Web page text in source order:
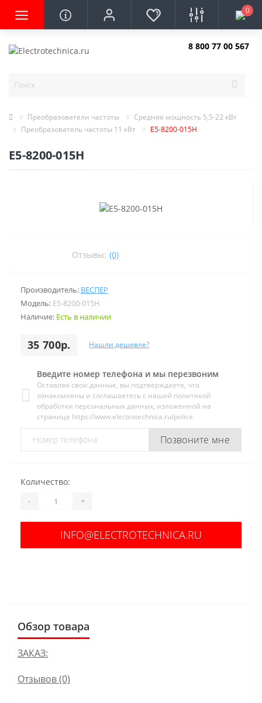
0
8 800 77 00 567
Преобразователи частоты
Средняя мощность 5,5-22 кВт
Преобразователь частоты 11 кВт
E5-8200-015H
E5-8200-015H
Отзывы: (0)
Производитель: ВЕСПЕР
Модель: E5-8200-015H
Наличие: Есть в наличии
35 700р. Нашли дешевле?
Введите номер телефона и мы перезвоним
Оставляя свои данные, вы подтверждаете, что
ознакомлены и соглашаетесь с нашей политикой
обработки персональных данных, изложенной на
странице https://www.electrotechnica.ru/police
Позвоните мне
Количество:
- +
INFO@ELECTROTECHNICA.RU
Обзор товара
ЗАКАЗ:
Отзывов (0)